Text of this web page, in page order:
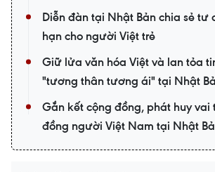
Diễn đàn tại Nhật Bản chia sẻ tư
hạn cho người Việt trẻ
Giữ lửa văn hóa Việt và lan tỏa
"tương thân tương ái" tại Nhật
Gắn kết cộng đồng, phát huy vai
đồng người Việt Nam tại Nhật